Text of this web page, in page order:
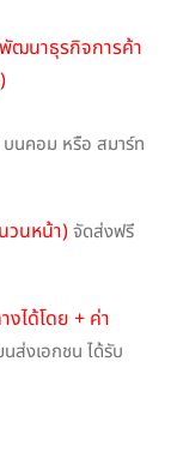
พัฒนาธุรกิจการค้า
บนคอม หรือ สมาร์ท
วนหน้า)จัดส่งฟรี
งได้โดย + ค่า
ส่งเอกชน ได้รับ